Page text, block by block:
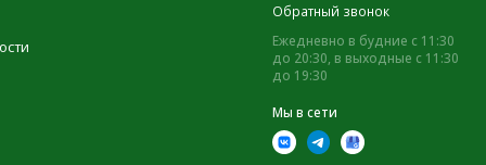
Обратный звонок
Ежедневно в будние с 11:30
до 20:30, в выходные с 11:30
до 19:30
Мы в сети